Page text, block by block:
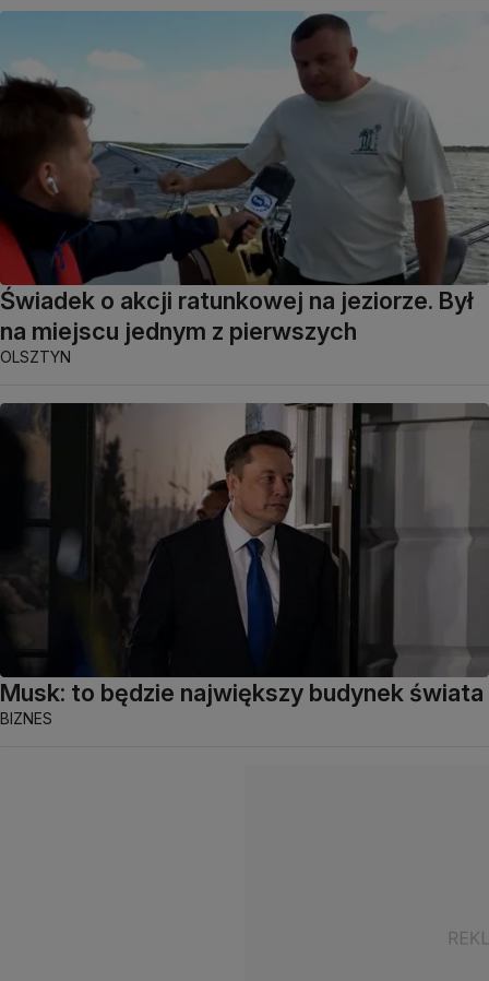
Świadek o akcji ratunkowej na jeziorze. Był
na miejscu jednym z pierwszych
OLSZTYN
Musk: to będzie największy budynek świata
BIZNES